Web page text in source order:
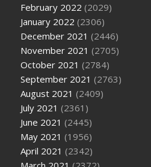
February 2022 (2029)
January 2022 (2306)
December 2021 (2446)
November 2021 (2705)
October 2021 (2784)
September 2021 (2763)
August 2021 (2409)
July 2021 (2361)
June 2021 (2445)
May 2021 (1956)
April 2021 (2342)